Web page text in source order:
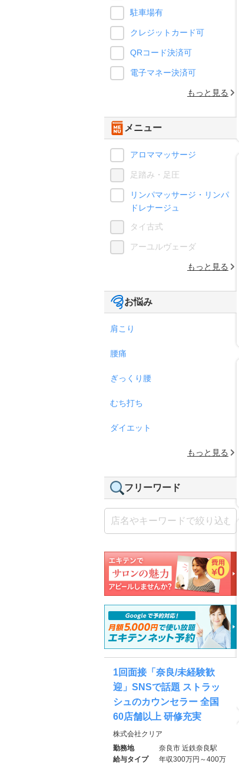
駐車場有
クレジットカード可
QRコード決済可
電子マネー決済可
もっと見る
メニュー
アロママッサージ
足踏み・足圧
リンパマッサージ・リンパ
ドレナージュ
タイ古式
アーユルヴェーダ
もっと見る
お悩み
肩こり
腰痛
ぎっくり腰
むち打ち
ダイエット
もっと見る
フリーワード
1回面接「奈良/未経験歓
迎」SNSで話題 ストラッ
シュのカウンセラー 全国
60店舗以上 研修充実
株式会社クリア
勤務地
奈良市 近鉄奈良駅
給与タイプ
年収300万円～400万